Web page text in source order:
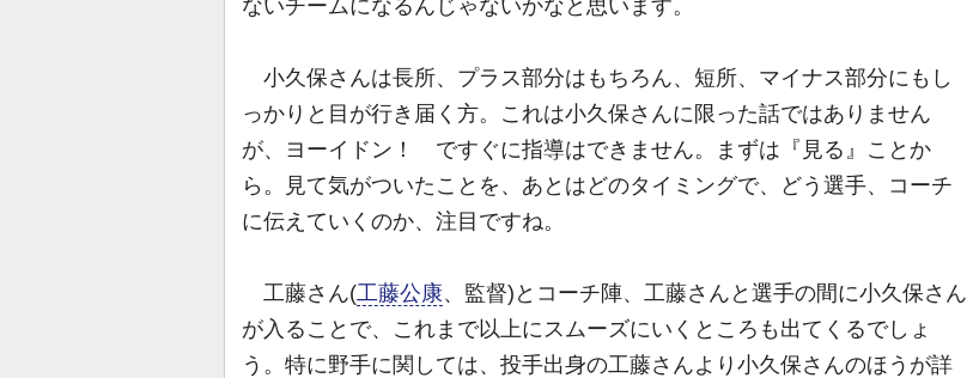
ないチームになるんじゃないかなと思います。
小久保さんは長所、プラス部分はもちろん、短所、マイナス部分にもし
っかりと目が行き届く方。これは小久保さんに限った話ではありません
が、ヨーイドン！ ですぐに指導はできません。まずは『見る』ことか
ら。見て気がついたことを、あとはどのタイミングで、どう選手、コーチ
に伝えていくのか、注目ですね。
工藤さん(工藤公康、監督)とコーチ陣、工藤さんと選手の間に小久保さん
が入ることで、これまで以上にスムーズにいくところも出てくるでしょ
う。特に野手に関しては、投手出身の工藤さんより小久保さんのほうが詳